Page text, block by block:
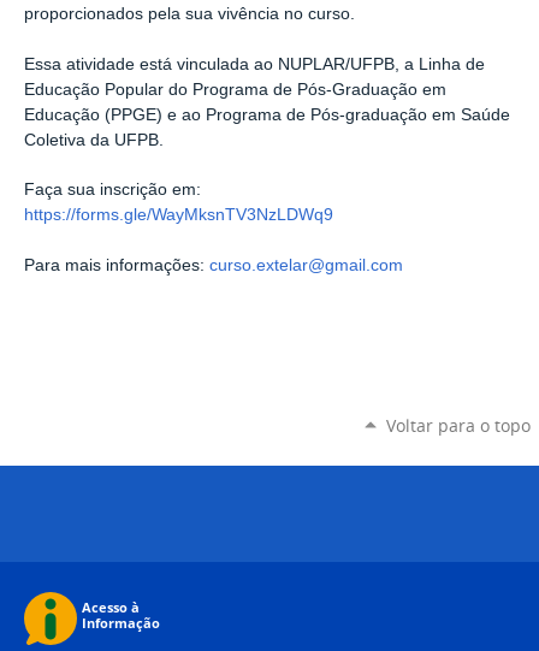
proporcionados pela sua vivência no curso.
Essa atividade está vinculada ao NUPLAR/UFPB, a Linha de
Educação Popular do Programa de Pós-Graduação em
Educação (PPGE) e ao Programa de Pós-graduação em Saúde
Coletiva da UFPB.
Faça sua inscrição em:
https://forms.gle/WayMksnTV3NzLDWq9
Para mais informações: curso.extelar@gmail.com
Voltar para o topo